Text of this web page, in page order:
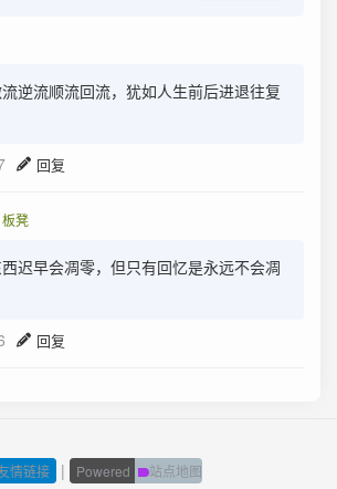
逆流顺流回流，犹如人生前后进退往复
回复
板凳
迟早会凋零，但只有回忆是永远不会凋
回复
情链接 | Powered 站点地图